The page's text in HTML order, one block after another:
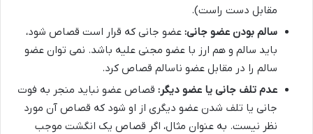
مقابل دست راست).
سالم بودن عضو جانی: عضو جانی که قرار است قصاص شود،
باید سالم و هم ارز با عضو مجنی علیه باشد. نمی توان عضو
سالم را در مقابل عضو ناسالم قصاص کرد.
عدم تلف جانی یا عضو دیگر: قصاص عضو نباید منجر به فوت
جانی یا تلف شدن عضو دیگری از او شود که قصاص آن مورد
نظر نیست. به عنوان مثال، اگر قصاص یک انگشت موجب